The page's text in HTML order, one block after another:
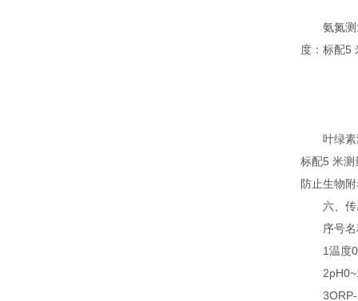
氨氮测量
度：标配5
叶绿素测
标配5 米
防止生物
六、传
序号名称
1温度
3ORP-